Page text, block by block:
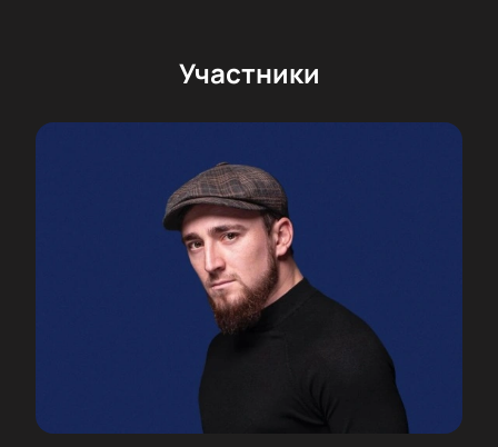
Участники